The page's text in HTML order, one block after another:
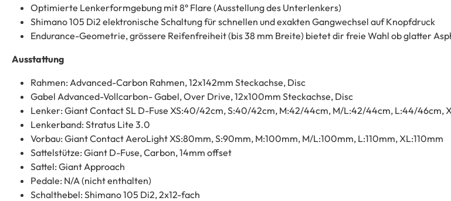
Optimierte Lenkerformgebung mit 8° Flare (Ausstellung des Unterlenkers)
Shimano 105 Di2 elektronische Schaltung für schnellen und exakten Gangwechsel auf Knopfdruck
Endurance-Geometrie, grössere Reifenfreiheit (bis 38 mm Breite) bietet dir freie Wahl ob glatter
Ausstattung
Rahmen: Advanced-Carbon Rahmen, 12x142mm Steckachse, Disc
Gabel Advanced-Vollcarbon- Gabel, Over Drive, 12x100mm Steckachse, Disc
Lenker: Giant Contact SL D-Fuse XS:40/42cm, S:40/42cm, M:42/44cm, M/L:42/44cm, L:44/46cm,
Lenkerband: Stratus Lite 3.0
Vorbau: Giant Contact AeroLight XS:80mm, S:90mm, M:100mm, M/L:100mm, L:110mm, XL:110mm
Sattelstütze: Giant D-Fuse, Carbon, 14mm offset
Sattel: Giant Approach
Pedale: N/A (nicht enthalten)
Schalthebel: Shimano 105 Di2, 2x12-fach